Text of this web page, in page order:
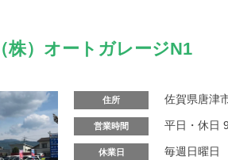
（株）オートガレージN1
住所 佐賀県唐津
営業時間 平日・休日
休業日 毎週日曜日